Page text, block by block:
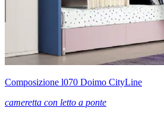
Composizione l070 Doimo CityLine
cameretta con letto a ponte